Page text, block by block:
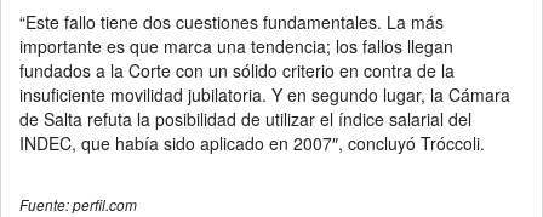
“Este fallo tiene dos cuestiones fundamentales. La más
importante es que marca una tendencia; los fallos llegan
fundados a la Corte con un sólido criterio en contra de la
insuficiente movilidad jubilatoria. Y en segundo lugar, la Cámara
de Salta refuta la posibilidad de utilizar el índice salarial del
INDEC, que había sido aplicado en 2007″, concluyó Tróccoli.
Fuente: perfil.com